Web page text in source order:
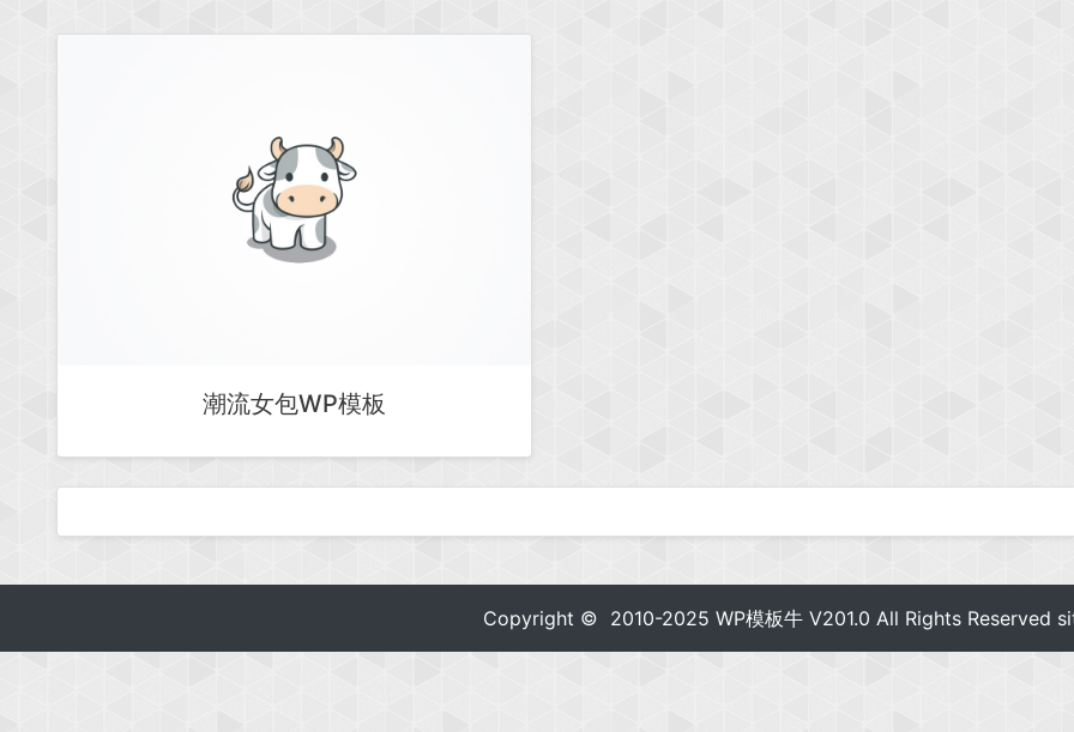
潮流女包WP模板
Copyright © 2010-2025 WP模板牛V201.0 All Rights Reserved